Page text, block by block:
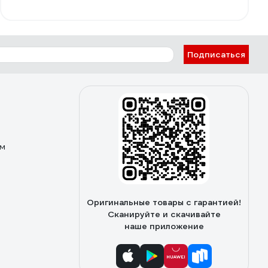
Подписаться
Оригинальные товары с гарантией!
Сканируйте и скачивайте
наше приложение